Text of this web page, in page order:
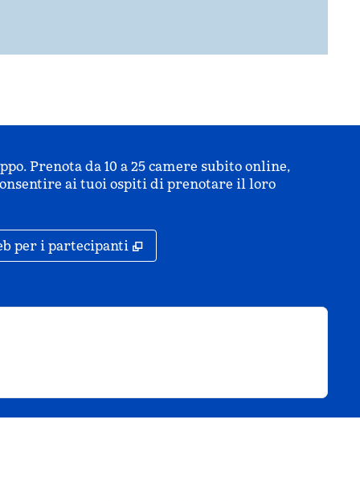
Prenota da 10 a 25 camere subito online,
ai tuoi ospiti di prenotare il loro
per i partecipanti ,